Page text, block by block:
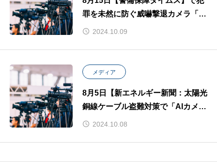
罪を未然に防ぐ威嚇撃退カメラ「雷
神」が掲載されました
2024.10.09
メディア
8月5日【新エネルギー新聞：太陽光
銅線ケーブル盗難対策で「AIカメラ
雷神」】が掲載されました。
2024.10.08